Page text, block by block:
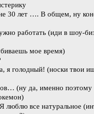
30 лет …. В общем, ну
работать (иди в шоу-
мое время)
я голодный! (носки твои
(ну да, именно поэтому
люблю все натуральное